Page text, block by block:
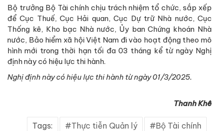
Bộ trưởng Bộ Tài chính chịu trách nhiệm tổ chức, sắp xếp
để Cục Thuế, Cục Hải quan, Cục Dự trữ Nhà nước, Cục
Thống kê, Kho bạc Nhà nước, Ủy ban Chứng khoán Nhà
nước, Bảo hiểm xã hội Việt Nam đi vào hoạt động theo mô
hình mới trong thời hạn tối đa 03 tháng kể từ ngày Nghị
định này có hiệu lực thi hành.
Nghị định này có hiệu lực thi hành từ ngày 01/3/2025.
Thanh Khê
Tags: Thực tiễn Quản lý Bộ Tài chính